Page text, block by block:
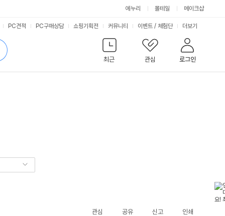
에누리 몰테일 메이크샵
최근
관심 로그인
PC견적 PC구매상담 쇼핑기획전 커뮤니티 이벤트 / 체험단 서
비
스
더보기
관심 공유 신고 인쇄